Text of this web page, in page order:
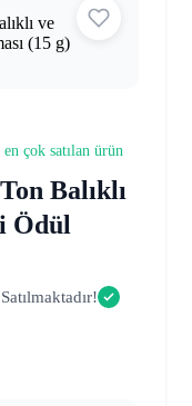
en çok satılan ürün
Balıklı
Ödül